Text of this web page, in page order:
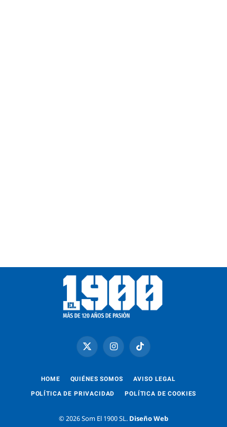
X
(Twitter)
InstagramTikTok
HOME QUIÉNES SOMOS AVISO LEGAL
POLÍTICA DE PRIVACIDAD POLÍTICA DE COOKIES
© 2026 Som El 1900 SL. Diseño Web